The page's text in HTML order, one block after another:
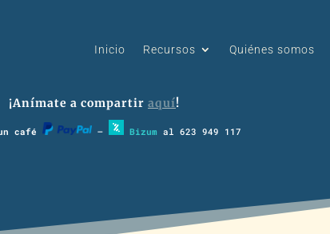
Inicio Recursos Quiénes somos
¡Anímate a compartir aquí!
café – Bizum al 623 949 117